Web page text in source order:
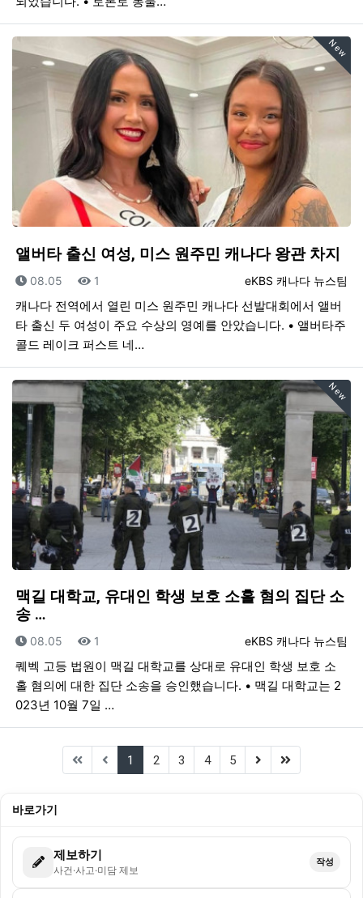
New
앨버타 출신 여성, 미스 원주민 캐나다 왕관 차지
등록자
eKBS 캐나다 뉴스팀
등록일
08.05 조회
1
캐나다 전역에서 열린 미스 원주민 캐나다 선발대회에서 앨버
타 출신 두 여성이 주요 수상의 영예를 안았습니다. • 앨버타주
콜드 레이크 퍼스트 네…
New
맥길 대학교, 유대인 학생 보호 소홀 혐의 집단 소
송 …
등록자
eKBS 캐나다 뉴스팀
등록일
08.05 조회
1
퀘벡 고등 법원이 맥길 대학교를 상대로 유대인 학생 보호 소
홀 혐의에 대한 집단 소송을 승인했습니다. • 맥길 대학교는 2
023년 10월 7일 …
1 (current)
2 3 4 5 (next)(last)
바로가기
제보하기
사건·사고·미담 제보
작성